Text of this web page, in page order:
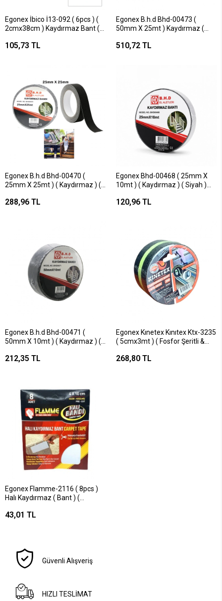
Egonex İbico İ13-092 ( 6pcs ) (
2cmx38cm ) Kaydırmaz Bant (
)*12x20
105,73 TL
Egonex B.h.d Bhd-00473 (
50mm X 25mt ) Kaydırmaz (
510,72 TL
Egonex B.h.d Bhd-00470 (
25mm X 25mt ) ( Kaydırmaz ) (
288,96 TL
Egonex Bhd-00468 ( 25mm X
10mt ) ( Kaydırmaz ) ( Siyah )
120,96 TL
Egonex B.h.d Bhd-00471 (
50mm X 10mt ) ( Kaydırmaz ) (
212,35 TL
Egonex Kınetex Kınıtex Ktx-3235
( 5cmx3mt ) ( Fosfor Şeritli &
Siyah Bant*72
268,80 TL
Egonex Flamme-2116 ( 8pcs )
Halı Kaydırmaz ( Bant ) (
43,01 TL
Güvenli Alışveriş
HIZLI TESLİMAT